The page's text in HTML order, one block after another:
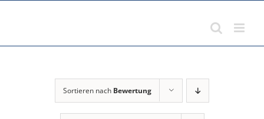
Sortieren nach Bewertung